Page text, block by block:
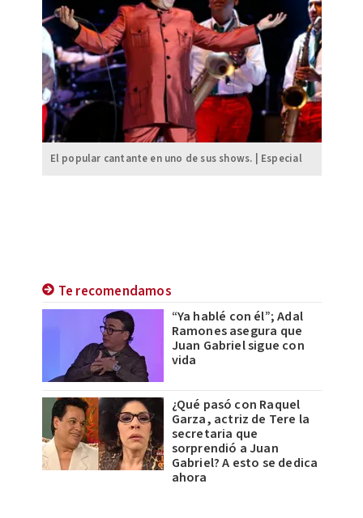
El popular cantante en uno de sus shows. | Especial
Te recomendamos
“Ya hablé con él”; Adal
Ramones asegura que
Juan Gabriel sigue con
vida
¿Qué pasó con Raquel
Garza, actriz de Tere la
secretaria que
sorprendió a Juan
Gabriel? A esto se dedica
ahora